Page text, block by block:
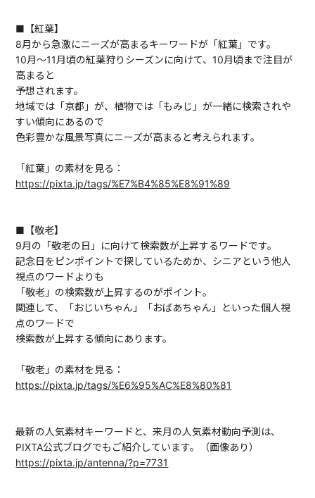
■【紅葉】
8月から急激にニーズが高まるキーワードが「紅葉」です。
10月～11月頃の紅葉狩りシーズンに向けて、10月頃まで注目が
高まると
予想されます。
地域では「京都」が、植物では「もみじ」が一緒に検索されや
すい傾向にあるので
色彩豊かな風景写真にニーズが高まると考えられます。
「紅葉」の素材を見る：
https://pixta.jp/tags/%E7%B4%85%E8%91%89
■【敬老】
9月の「敬老の日」に向けて検索数が上昇するワードです。
記念日をピンポイントで探しているためか、シニアという他人
視点のワードよりも
「敬老」の検索数が上昇するのがポイント。
関連して、「おじいちゃん」「おばあちゃん」といった個人視
点のワードで
検索数が上昇する傾向にあります。
「敬老」の素材を見る：
https://pixta.jp/tags/%E6%95%AC%E8%80%81
最新の人気素材キーワードと、来月の人気素材動向予測は、
PIXTA公式ブログでもご紹介しています。（画像あり）
https://pixta.jp/antenna/?p=7731